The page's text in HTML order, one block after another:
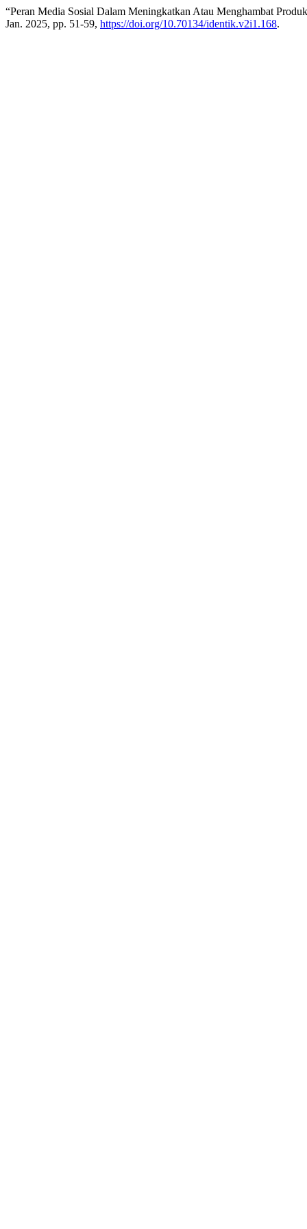
“Peran Media Sosial Dalam Meningkatkan Atau Menghambat
Jan. 2025, pp. 51-59, https://doi.org/10.70134/identik.v2i1.168.